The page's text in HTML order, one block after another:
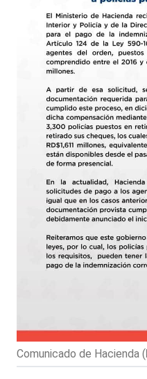
Comunicado de Hacienda (